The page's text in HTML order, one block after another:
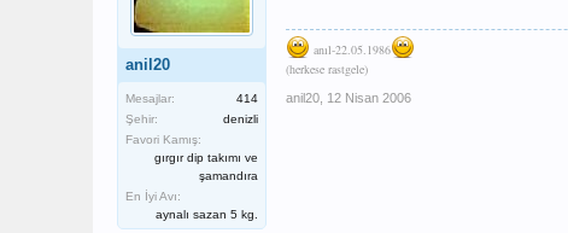
anil20
Mesajlar:
414
Şehir:
denizli
Favori Kamış:
gırgır dip takımı ve
şamandıra
En İyi Avı:
aynalı sazan 5 kg.
anıl-22.05.1986
(herkese rastgele)
anil20 12 Nisan 2006